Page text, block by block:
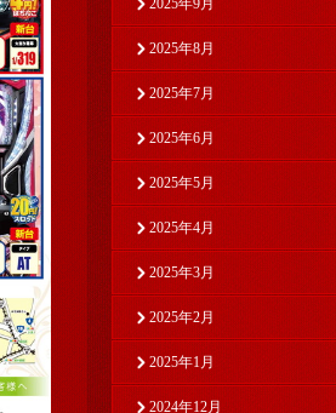
2025年9月
2025年8月
2025年7月
2025年6月
2025年5月
2025年4月
2025年3月
2025年2月
2025年1月
2024年12月